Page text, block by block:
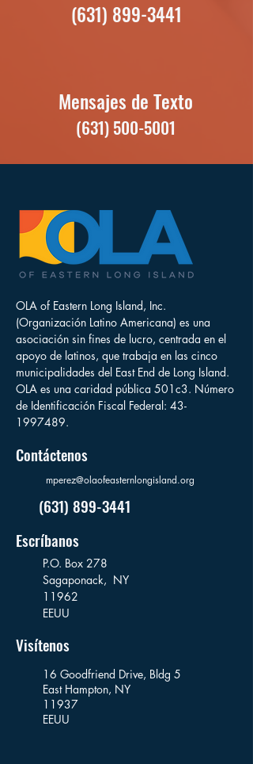
(631) 899-3441
Mensajes de Texto
(631) 500-5001
OLA of Eastern Long Island, Inc.
(Organización Latino Americana) es una
asociación sin fines de lucro, centrada en el
apoyo de latinos, que trabaja en las cinco
municipalidades del East End de Long Island.
OLA es una caridad pública 501c3. Número
de Identificación Fiscal Federal: 43-
1997489.
Contáctenos
mperez@olaofeasternlongisland.org
(631) 899-3441
Escríbanos
Visítenos
P.O. Box 278
Sagaponack, NY
11962
EEUU
16 Goodfriend Drive, Bldg 5
East Hampton, NY
11937
EEUU